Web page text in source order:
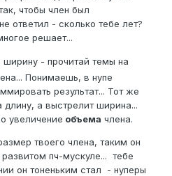
чтобы член был
ответил - сколько тебе лет?
решает...
ширину - прочитай темы на
Понимаешь, в нупе
результат... Тот же
а выстрелит ширина...
увеличение объема члена.
твоего члена, таким он
пч-мускуле... тебе
он тоненьким стал - нуперы